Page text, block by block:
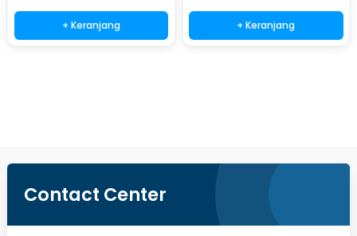
+ Keranjang + Keranjang
Contact Center